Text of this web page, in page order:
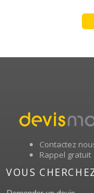
Contactez
Rappel gratuit
VOUS